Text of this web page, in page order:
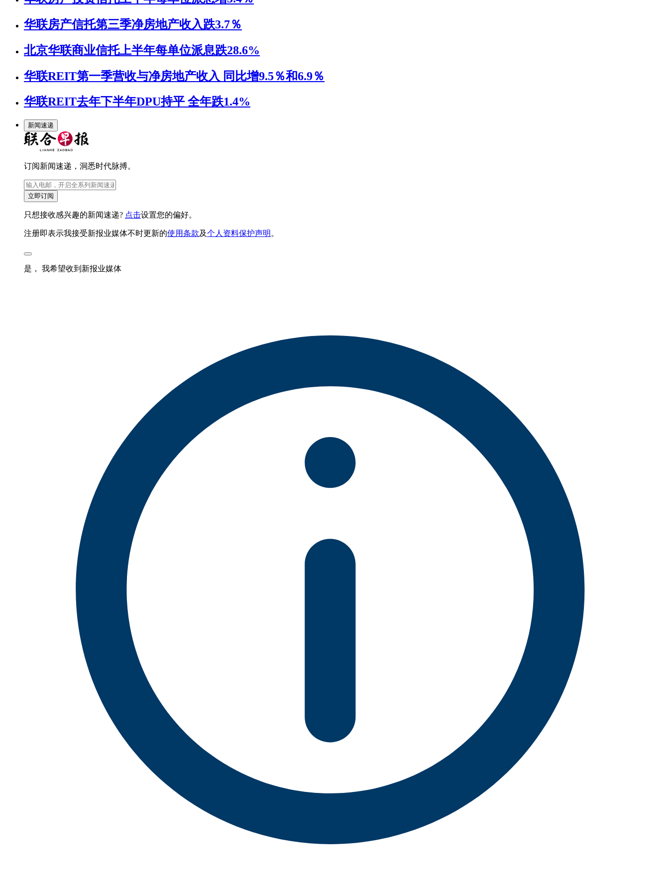
华联房产信托第三季净房地产收入跌3.7％
北京华联商业信托上半年每单位派息跌28.6%
华联REIT第一季营收与净房地产收入 同比增9.5％和6.9％
华联REIT去年下半年DPU持平 全年跌1.4%
新闻速递
订阅新闻速递，洞悉时代脉搏。
立即订阅
只想接收感兴趣的新闻速递? 点击设置您的偏好。
注册即表示我接受新报业媒体不时更新的使用条款及个人资料保护声明 。
是， 我希望收到新报业媒体